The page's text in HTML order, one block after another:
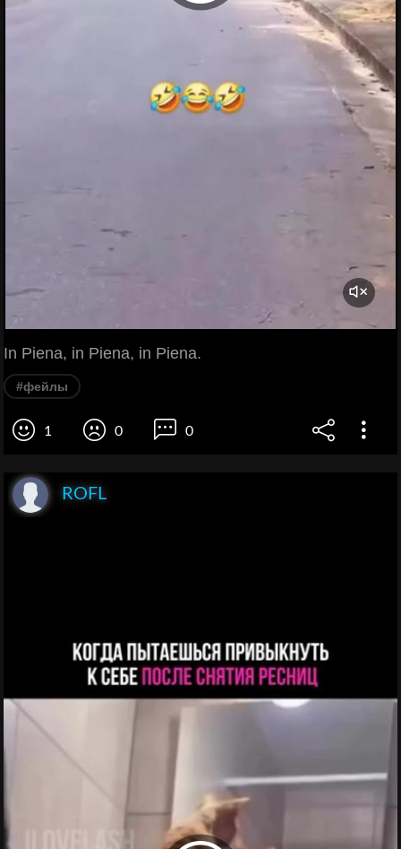
In Piena, in Piena, in Piena.
#фейлы
1 0 0
ROFL